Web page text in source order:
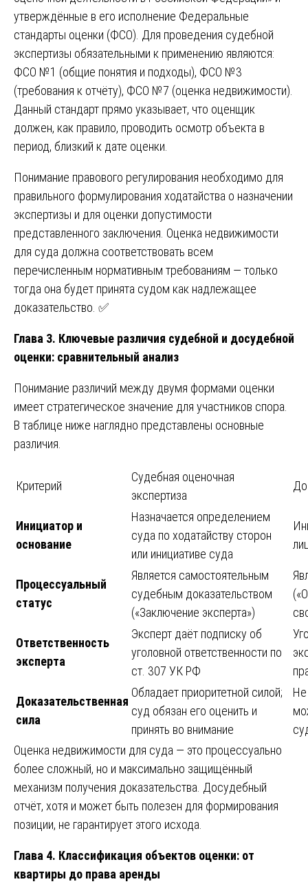
утверждённые в его исполнение Федеральные
стандарты оценки (ФСО). Для проведения судебной
экспертизы обязательными к применению являются:
ФСО №1 (общие понятия и подходы), ФСО №3
(требования к отчёту), ФСО №7 (оценка недвижимости).
Данный стандарт прямо указывает, что оценщик
должен, как правило, проводить осмотр объекта в
период, близкий к дате оценки.
Понимание правового регулирования необходимо для
правильного формулирования ходатайства о назначении
экспертизы и для оценки допустимости
представленного заключения. Оценка недвижимости
для суда должна соответствовать всем
перечисленным нормативным требованиям — только
тогда она будет принята судом как надлежащее
доказательство. ✅
Глава 3. Ключевые различия судебной и досудебной
оценки: сравнительный анализ
Понимание различий между двумя формами оценки
имеет стратегическое значение для участников спора.
В таблице ниже наглядно представлены основные
различия.
Критерий
Судебная оценочная
экспертиза
Инициатор и
основание
Назначается определением
суда по ходатайству сторон
или инициативе суда
Процессуальный
статус
Является самостоятельным
судебным доказательством
(«Заключение эксперта»)
Ответственность
эксперта
Эксперт даёт подписку об
уголовной ответственности по
ст. 307 УК РФ
Доказательственная
сила
Обладает приоритетной силой;
суд обязан его оценить и
принять во внимание
Не
Оценка недвижимости для суда — это процессуально
более сложный, но и максимально защищённый
механизм получения доказательства. Досудебный
отчёт, хотя и может быть полезен для формирования
позиции, не гарантирует этого исхода.
Глава 4. Классификация объектов оценки: от
квартиры до права аренды